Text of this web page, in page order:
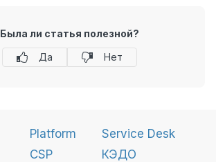
Была ли статья полезной?
Да
Нет
Platform
CSP
Service Desk
КЭДО